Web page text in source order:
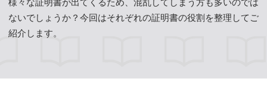
ご利用の流れ
お支払い方法
トップページ
ないでしょうか？今回はそれぞれの証明書の役割を整理してご
紹介します。